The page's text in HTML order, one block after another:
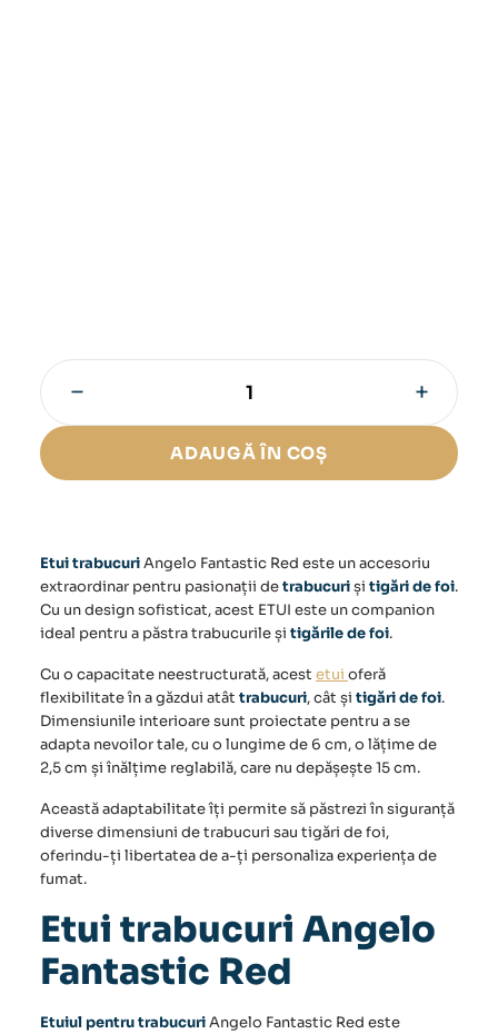
Etui
Fantastic
− +
ADAUGĂ ÎN COȘ
Etui trabucuriAngelo Fantastic Red este un accesoriu
extraordinar pentru pasionații detrabucuriși tigări de foi.
Cu un design sofisticat, acest ETUI este un companion
ideal pentru a păstra trabucurile și tigările de foi.
Cu o capacitate neestructurată, acest etui oferă
flexibilitate în a găzdui atât trabucuri, cât și tigări de foi.
Dimensiunile interioare sunt proiectate pentru a se
adapta nevoilor tale, cu o lungime de 6 cm, o lățime de
2,5 cm și înălțime reglabilă, care nu depășește 15 cm.
Această adaptabilitate îți permite să păstrezi în siguranță
diverse dimensiuni detrabucuri sau tigări de foi,
oferindu-ți libertatea de a-ți personaliza experiența de
fumat.
Etui trabucuri Angelo
Fantastic Red
Etuiul pentru trabucuriAngelo Fantastic Red este